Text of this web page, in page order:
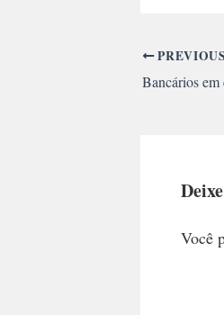
PREVIOUS
Você